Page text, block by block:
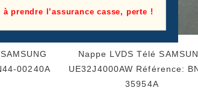
00240A
Nappe LVDS Télé
UE32J4000AW Référence:
35954A
à prendre l’assurance casse, perte !